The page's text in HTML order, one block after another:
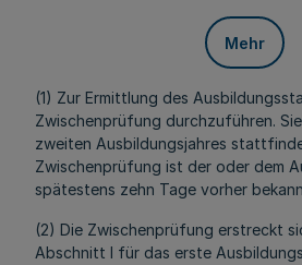
Mehr
(1) Zur Ermittlung des
Zwischenprüfung durchzuführen.
zweiten Ausbildungsjahres
Zwischenprüfung ist der oder dem
spätestens zehn Tage vorher
(2) Die Zwischenprüfung erstreckt
Abschnitt I für das erste